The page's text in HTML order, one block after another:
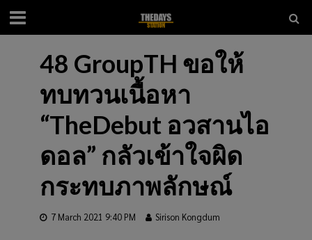
48 GroupTH ขอให้
ทบทวนเนื้อหา
“TheDebut อวสานไอ
ดอล” กลัวเข้าใจผิด
กระทบภาพลักษณ์
7 March 2021 9:40 PM Sirison Kongdum